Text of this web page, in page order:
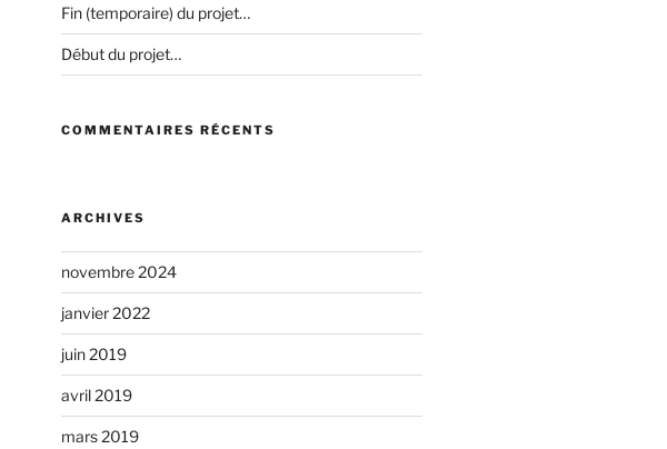
Fin (temporaire) du projet…
Début du projet…
COMMENTAIRES RÉCENTS
ARCHIVES
novembre 2024
janvier 2022
juin 2019
avril 2019
mars 2019